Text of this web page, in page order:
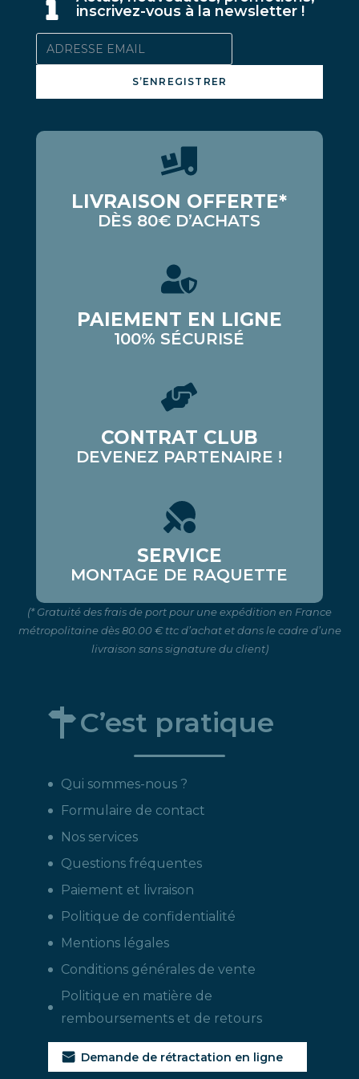
inscrivez-vous à la newsletter !
S’ENREGISTRER
LIVRAISON OFFERTE*
DÈS 80€ D’ACHATS
PAIEMENT EN LIGNE
100% SÉCURISÉ
CONTRAT CLUB
DEVENEZ PARTENAIRE !
SERVICE
MONTAGE DE RAQUETTE
(* Gratuité des frais de port pour une expédition en France
métropolitaine dès 80.00 € ttc d’achat et dans le cadre d’une
livraison sans signature du client)
C’est pratique
Qui sommes-nous ?
Formulaire de contact
Nos services
Questions fréquentes
Paiement et livraison
Politique de confidentialité
Mentions légales
Conditions générales de vente
Politique en matière de
remboursements et de retours
Demande de rétractation en ligne